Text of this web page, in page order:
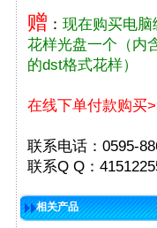
赠 ： 现在购买电脑
花样光盘一个（内
的dst格式花样）
在线下单付款购买
联系电话：0595-
联系Q Q：
相关产品